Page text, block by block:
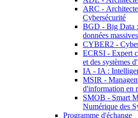
ARC -
Cybersécurité
BGD - Big Data :
données massives
CYBER2 -
ECRSI - Expert
et des systèmes
IA - IA :
MSIR -
d'information en
SMOB - Smart
Numérique des
Programme d'échange